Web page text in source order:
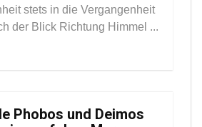
stets in die Vergangenheit
der Blick Richtung Himmel ...
Phobos und Deimos